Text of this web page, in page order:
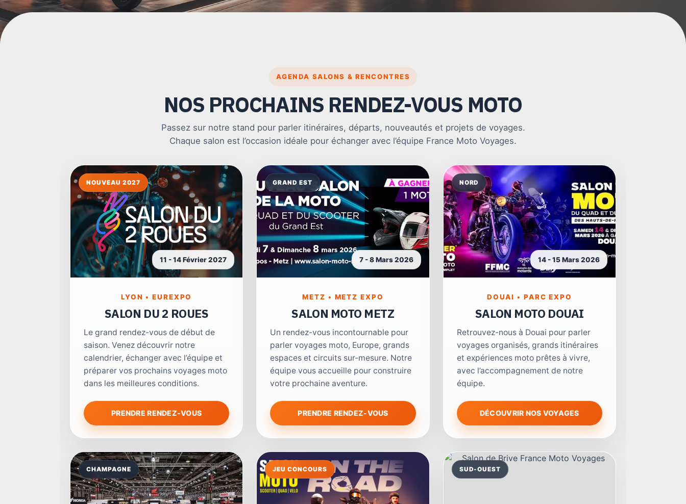
AGENDA SALONS & RENCONTRES
NOS PROCHAINS RENDEZ-VOUS MOTO
Passez sur notre stand pour parler itinéraires, départs, nouveautés et projets de voyages.
Chaque salon est l’occasion idéale pour échanger avec l’équipe France Moto Voyages.
Calendrier des salons moto France Moto Voyages
NOUVEAU 2027
11 - 14 Février 2027
LYON • EUREXPO
SALON DU 2 ROUES
Le grand rendez-vous de début de
saison. Venez découvrir notre
calendrier, échanger avec l’équipe et
préparer vos prochains voyages moto
dans les meilleures conditions.
PRENDRE RENDEZ-VOUS
GRAND EST
7 - 8 Mars 2026
METZ • METZ EXPO
SALON MOTO METZ
Un rendez-vous incontournable pour
parler voyages moto, Europe, grands
espaces et circuits sur-mesure. Notre
équipe vous accueille pour construire
votre prochaine aventure.
PRENDRE RENDEZ-VOUS
NORD
14 - 15 Mars 2026
DOUAI • PARC EXPO
SALON MOTO DOUAI
Retrouvez-nous à Douai pour parler
voyages organisés, grands itinéraires
et expériences moto prêtes à vivre,
avec l’accompagnement de notre
équipe.
DÉCOUVRIR NOS VOYAGES
CHAMPAGNE JEU CONCOURS SUD-OUEST